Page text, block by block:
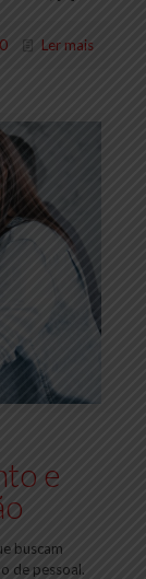
0 Ler mais
e
buscam
de pessoal.